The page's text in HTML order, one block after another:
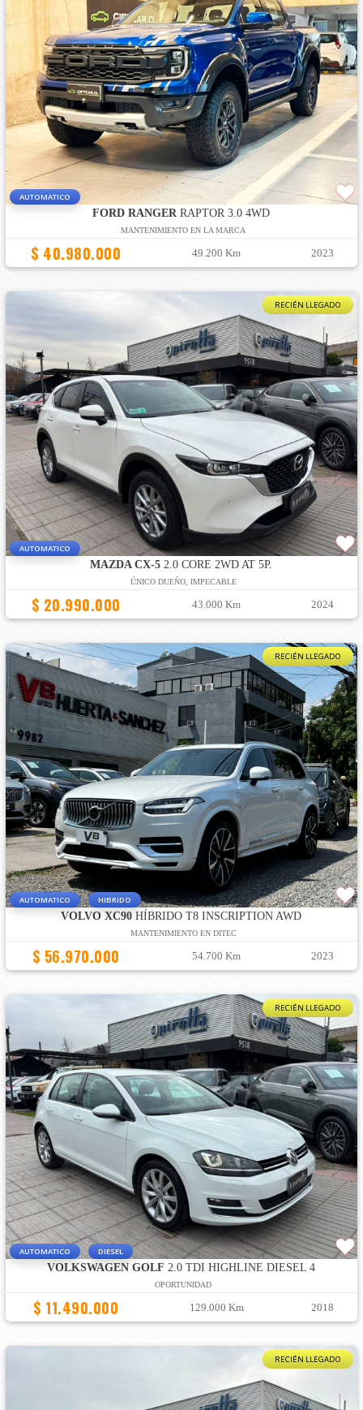
AUTOMATICO
FORD RANGERRAPTOR 3.0 4WD
MANTENIMIENTO EN LA MARCA
$ 40.980.000 49.200 Km 2023
RECIÉN LLEGADO
AUTOMATICO
MAZDA CX-52.0 CORE 2WD AT 5P.
ÚNICO DUEÑO, IMPECABLE
$ 20.990.000 43.000 Km 2024
RECIÉN LLEGADO
AUTOMATICO HIBRIDO
VOLVO XC90 HÍBRIDO T8 INSCRIPTION AWD
MANTENIMIENTO EN DITEC
$ 56.970.000 54.700 Km 2023
RECIÉN LLEGADO
AUTOMATICO DIESEL
VOLKSWAGEN GOLF 2.0 TDI HIGHLINE DIESEL 4
OPORTUNIDAD
$ 11.490.000 129.000 Km 2018
RECIÉN LLEGADO